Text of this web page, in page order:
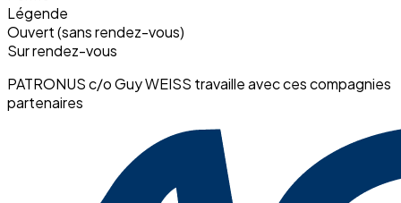
Légende
Ouvert (sans rendez-vous)
Sur rendez-vous
PATRONUS c/o Guy WEISS travaille avec ces compagnies
partenaires